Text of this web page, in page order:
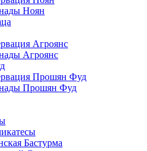
Ноян
Агроянс
Агроянс
Прошян Фуд
Прошян Фуд
Бастурма